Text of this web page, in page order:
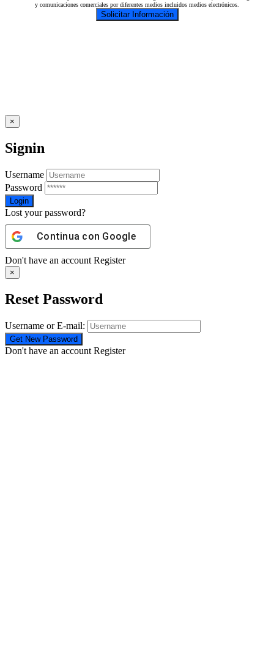
y comunicaciones comerciales por diferentes medios incluidos medios electrónicos.
×
Signin
Username
Password
Lost your password?
Continua con Google
Don't have an account Register
×
Reset Password
Username or E-mail:
Don't have an account Register